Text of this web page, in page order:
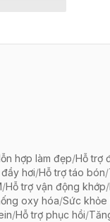
hợp làm đẹp/Hỗ trợ
đầy hơi/Hỗ trợ táo bón/
/Hỗ trợ vận động khớp/
oxy hóa/Sức khỏe
/Hỗ trợ phục hồi/